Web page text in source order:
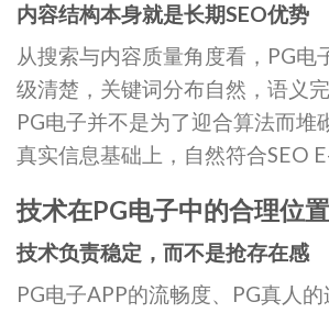
内容结构本身就是长期SEO优势
从搜索与内容质量角度看，PG电
级清楚，关键词分布自然，语义完
PG电子并不是为了迎合算法而堆
真实信息基础上，自然符合SEO
技术在PG电子中的合理位置
技术负责稳定，而不是抢存在感
PG电子APP的流畅度、PG真人的